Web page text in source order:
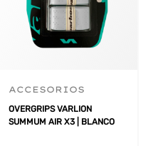
ACCESORIOS
OVERGRIPS VARLION
SUMMUM AIR X3 | BLANCO